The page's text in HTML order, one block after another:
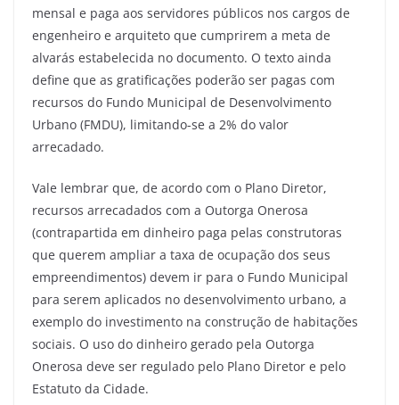
mensal e paga aos servidores públicos nos cargos de
engenheiro e arquiteto que cumprirem a meta de
alvarás estabelecida no documento. O texto ainda
define que as gratificações poderão ser pagas com
recursos do Fundo Municipal de Desenvolvimento
Urbano (FMDU), limitando-se a 2% do valor
arrecadado.
Vale lembrar que, de acordo com o Plano Diretor,
recursos arrecadados com a Outorga Onerosa
(contrapartida em dinheiro paga pelas construtoras
que querem ampliar a taxa de ocupação dos seus
empreendimentos) devem ir para o Fundo Municipal
para serem aplicados no desenvolvimento urbano, a
exemplo do investimento na construção de habitações
sociais. O uso do dinheiro gerado pela Outorga
Onerosa deve ser regulado pelo Plano Diretor e pelo
Estatuto da Cidade.